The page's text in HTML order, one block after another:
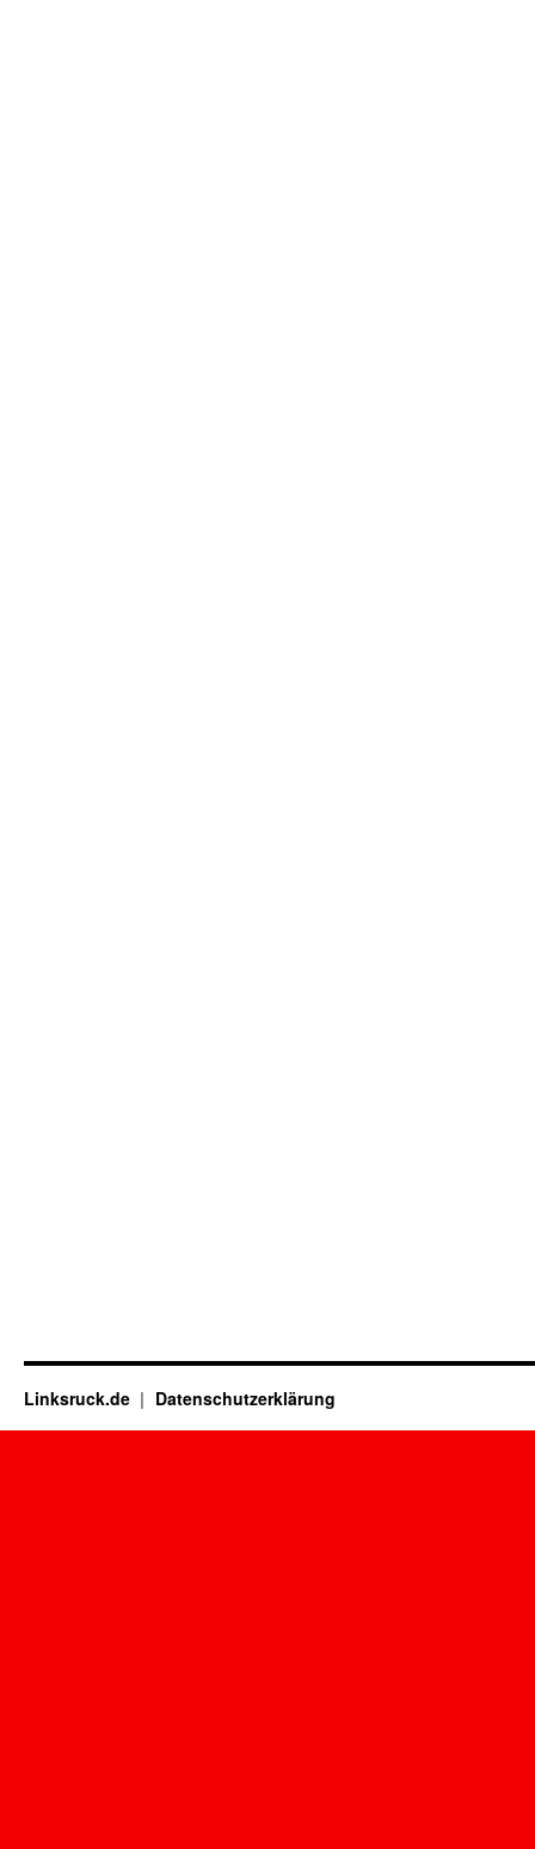
Linksruck.de Datenschutzerklärung